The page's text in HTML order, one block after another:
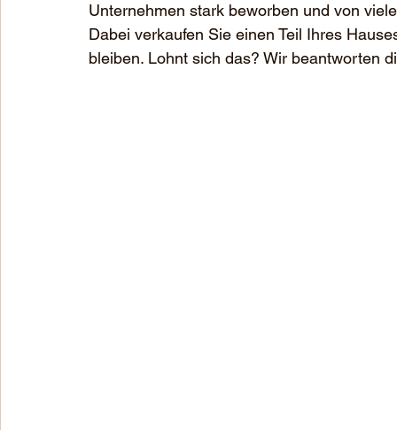
Unternehmen stark beworben und von
Dabei verkaufen Sie einen Teil Ihres
bleiben. Lohnt sich das? Wir beantworten